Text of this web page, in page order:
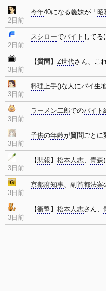
2日前
今年40になる義妹が「 昭
2日前
スシローでバイト してる
3日前
【質問 】 Z世代さん、こ
3日前
料理上手()な人にパイ生
3日前
ラーメン二郎でのバイト
3日前
子供の年齢が質問ごとに
3日前
【悲報 】 松本人志、 青森
3日前
京都府知事、副 首都法案
3日前
【衝撃】 松本人志さん、